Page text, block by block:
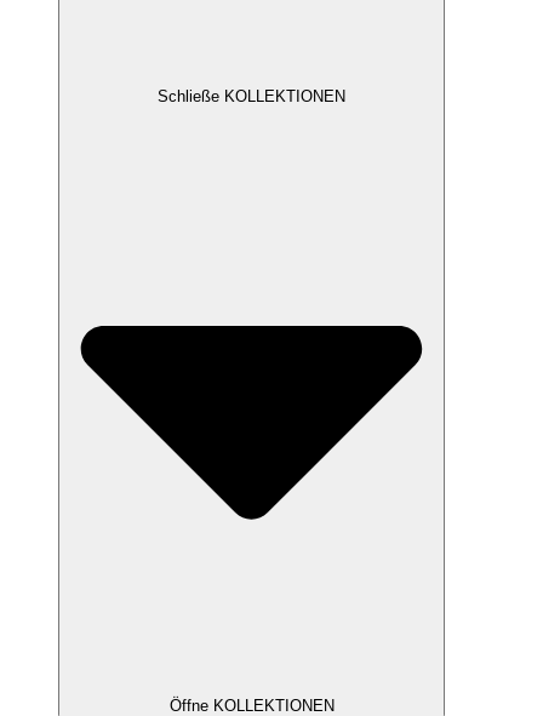
Schließe KOLLEKTIONEN
Öffne KOLLEKTIONEN